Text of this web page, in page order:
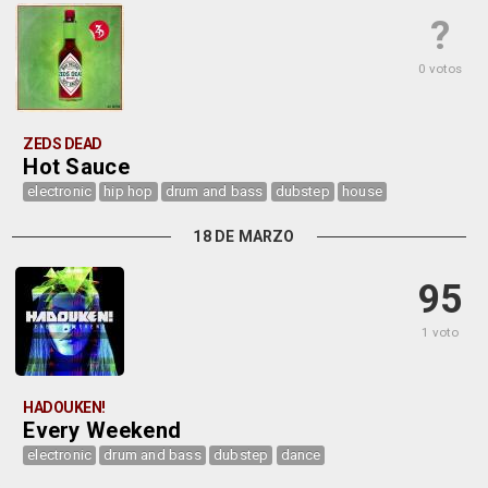
?
0 votos
ZEDS DEAD
Hot Sauce
electronic hip hop drum and bass dubstep house
18 DE MARZO
95
1 voto
HADOUKEN!
Every Weekend
electronic drum and bass dubstep dance